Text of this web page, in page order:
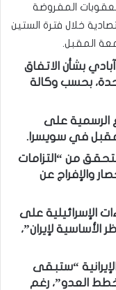
المفروضة
خلال فترة الستين
المقبل.
بشأن الاتفاق
بحسب وكالة
الرسمية على
في سويسرا.
من “التزامات
والإفراج عن
الإسرائيلية على
لإيران”،
“ستبقى
العدو”، رغم